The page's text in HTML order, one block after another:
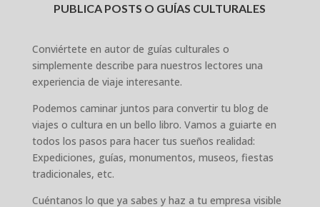
PUBLICA POSTS O GUÍAS CULTURALES
Conviértete en autor de guías culturales o
simplemente describe para nuestros lectores una
experiencia de viaje interesante.
Podemos caminar juntos para convertir tu blog de
viajes o cultura en un bello libro. Vamos a guiarte en
todos los pasos para hacer tus sueños realidad:
Expediciones, guías, monumentos, museos, fiestas
tradicionales, etc.
Cuéntanos lo que ya sabes y haz a tu empresa visible